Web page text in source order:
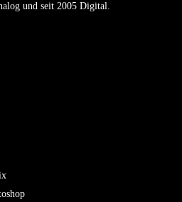
und seit 2005 Digital.